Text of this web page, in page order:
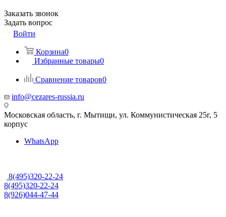
Заказать звонок
Задать вопрос
Войти
Корзина0
Избранные товары0
Сравнение товаров0
info@cezares-russia.ru
Московская область, г. Мытищи, ул. Коммунистическая 25г, 5
корпус
WhatsApp
8(495)320-22-24
8(495)320-22-24
8(926)044-47-44